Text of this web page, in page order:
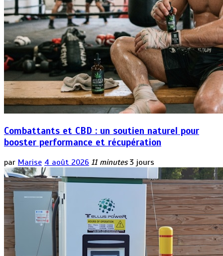
Combattants et CBD : un soutien naturel pour
booster performance et récupération
par Marise 4 août 2026 11 minutes 3 jours